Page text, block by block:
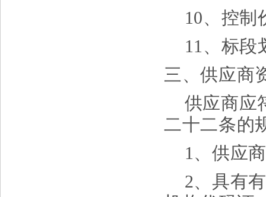
10、控制
11、标段
三、供应商
供应商应
二十二条的
1、供应
2、具有